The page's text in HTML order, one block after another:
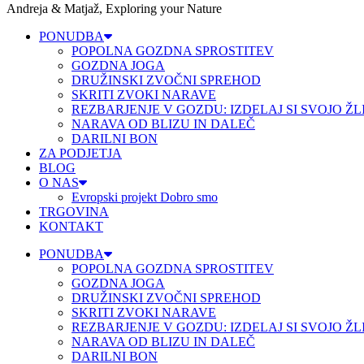
Andreja & Matjaž, Exploring your Nature
PONUDBA
POPOLNA GOZDNA SPROSTITEV
GOZDNA JOGA
DRUŽINSKI ZVOČNI SPREHOD
SKRITI ZVOKI NARAVE
REZBARJENJE V GOZDU: IZDELAJ SI SVOJO
NARAVA OD BLIZU IN DALEČ
DARILNI BON
ZA PODJETJA
BLOG
O NAS
Evropski projekt Dobro smo
TRGOVINA
KONTAKT
PONUDBA
POPOLNA GOZDNA SPROSTITEV
GOZDNA JOGA
DRUŽINSKI ZVOČNI SPREHOD
SKRITI ZVOKI NARAVE
REZBARJENJE V GOZDU: IZDELAJ SI SVOJO
NARAVA OD BLIZU IN DALEČ
DARILNI BON